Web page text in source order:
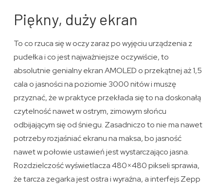
Piękny, duży ekran
To co rzuca się w oczy zaraz po wyjęciu urządzenia z
pudełka i co jest najważniejsze oczywiście, to
absolutnie genialny ekran AMOLED o przekątnej aż 1,5
cala o jasności na poziomie 3000 nitów i muszę
przyznać, że w praktyce przekłada się to na doskonałą
czytelność nawet w ostrym, zimowym słońcu
odbijającym się od śniegu. Zasadniczo to nie ma nawet
potrzeby rozjaśniać ekranu na maksa, bo jasność
nawet w połowie ustawień jest wystarczająco jasna.
Rozdzielczość wyświetlacza 480×480 pikseli sprawia,
że tarcza zegarka jest ostra i wyraźna, a interfejs Zepp